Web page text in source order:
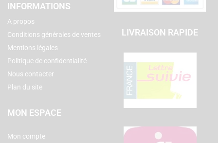
INFORMATIONS
A propos
Conditions générales de ventes
Mentions légales
Politique de confidentialité
Nous contacter
Plan du site
MON ESPACE
Mon compte
LIVRAISON RAPIDE